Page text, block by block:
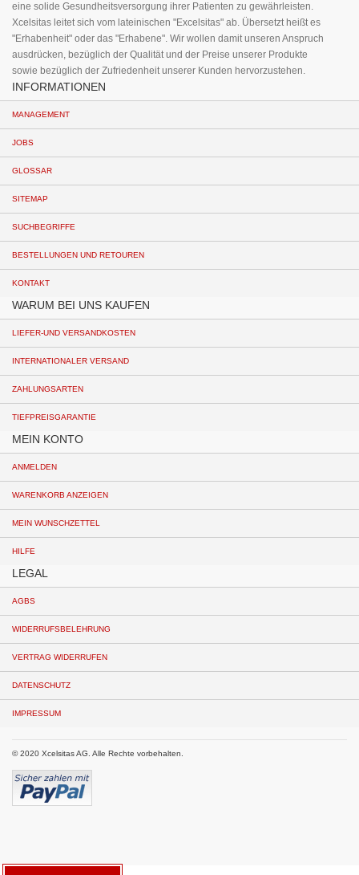
eine solide Gesundheitsversorgung ihrer Patienten zu gewährleisten.
Xcelsitas leitet sich vom lateinischen "Excelsitas" ab. Übersetzt heißt es
"Erhabenheit" oder das "Erhabene". Wir wollen damit unseren Anspruch
ausdrücken, bezüglich der Qualität und der Preise unserer Produkte
sowie bezüglich der Zufriedenheit unserer Kunden hervorzustehen.
INFORMATIONEN
MANAGEMENT
JOBS
GLOSSAR
SITEMAP
SUCHBEGRIFFE
BESTELLUNGEN UND RETOUREN
KONTAKT
WARUM BEI UNS KAUFEN
LIEFER-UND VERSANDKOSTEN
INTERNATIONALER VERSAND
ZAHLUNGSARTEN
TIEFPREISGARANTIE
MEIN KONTO
ANMELDEN
WARENKORB ANZEIGEN
MEIN WUNSCHZETTEL
HILFE
LEGAL
AGBS
WIDERRUFSBELEHRUNG
VERTRAG WIDERRUFEN
DATENSCHUTZ
IMPRESSUM
© 2020 Xcelsitas AG. Alle Rechte vorbehalten.